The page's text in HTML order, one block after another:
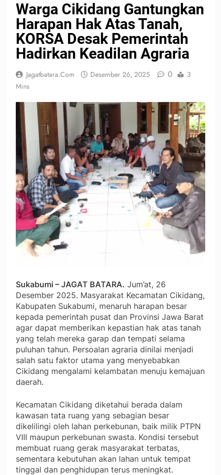
Warga Cikidang Gantungkan
Harapan Hak Atas Tanah,
KORSA Desak Pemerintah
Hadirkan Keadilan Agraria
Jagatbatara.com Desember 26, 2025 0
3
Mins
Sukabumi – JAGAT BATARA. Jum’at, 26
Desember 2025. Masyarakat Kecamatan Cikidang,
Kabupaten Sukabumi, menaruh harapan besar
kepada pemerintah pusat dan Provinsi Jawa Barat
agar dapat memberikan kepastian hak atas tanah
yang telah mereka garap dan tempati selama
puluhan tahun. Persoalan agraria dinilai menjadi
salah satu faktor utama yang menyebabkan
Cikidang mengalami kelambatan menuju kemajuan
daerah.
Kecamatan Cikidang diketahui berada dalam
kawasan tata ruang yang sebagian besar
dikelilingi oleh lahan perkebunan, baik milik PTPN
VIII maupun perkebunan swasta. Kondisi tersebut
membuat ruang gerak masyarakat terbatas,
sementara kebutuhan akan lahan untuk tempat
tinggal dan penghidupan terus meningkat.